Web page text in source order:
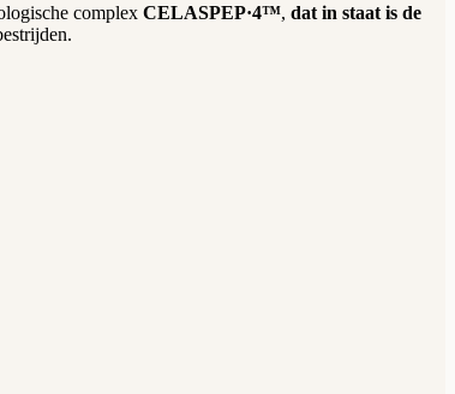
complex CELASPEP·4™, dat in staat is de